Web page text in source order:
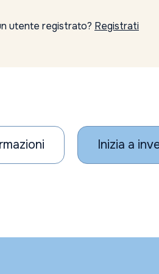
utente registrato? Registrati
Inizia a